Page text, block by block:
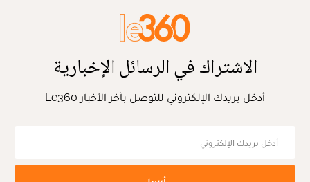
الاشتراك في الرسائل الإخبارية
أدخل بريدك الإلكتروني للتوصل بآخر الأخبار Le360